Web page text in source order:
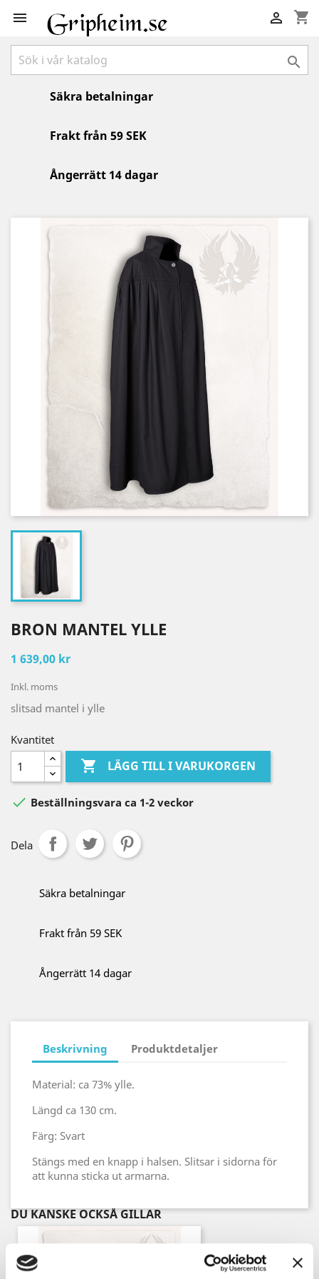
 shopping_cart


Säkra betalningar
Frakt från 59 SEK
Ångerrätt 14 dagar
BRON MANTEL YLLE
1 639,00 kr
Inkl. moms
slitsad mantel i ylle
Kvantitet
 LÄGG TILL I VARUKORGEN
 Beställningsvara ca 1-2 veckor
Dela
Säkra betalningar
Frakt från 59 SEK
Ångerrätt 14 dagar
Beskrivning Produktdetaljer
Material: ca 73% ylle.
Längd ca 130 cm.
Färg: Svart
Stängs med en knapp i halsen. Slitsar i sidorna för
att kunna sticka ut armarna.
DU KANSKE OCKSÅ GILLAR